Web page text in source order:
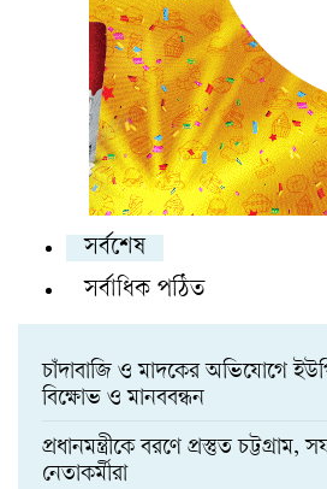
সর্বশেষ
সর্বাধিক পঠিত
চাঁদাবাজি ও মাদকের অভিযোগে
বিক্ষোভ ও মানববন্ধন
প্রধানমন্ত্রীকে বরণে প্রস্তুত
নেতাকর্মীরা